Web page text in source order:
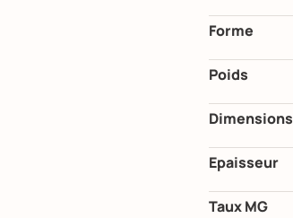
Forme
Poids
Dimensions
Epaisseur
Taux MG